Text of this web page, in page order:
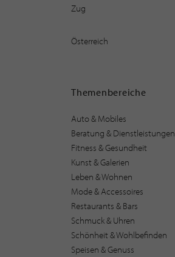
Zug
Österreich
Themenbereiche
Auto & Mobiles
Beratung & Dienstleistungen
Fitness & Gesundheit
Kunst & Galerien
Leben & Wohnen
Mode & Accessoires
Restaurants & Bars
Schmuck & Uhren
Schönheit & Wohlbefinden
Speisen & Genuss